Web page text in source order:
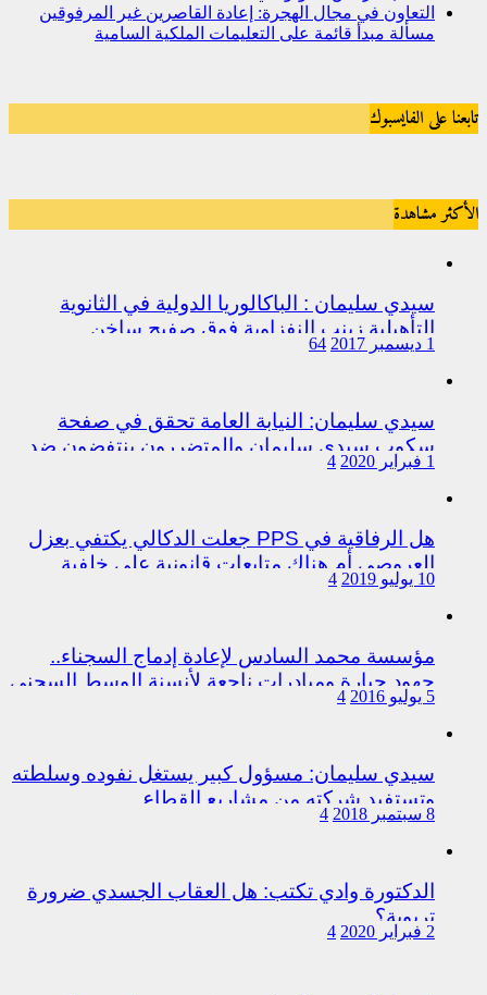
التعاون في مجال الهجرة: إعادة القاصرين غير المرفوقين
مسألة مبدأ قائمة على التعليمات الملكية السامية
تابعنا على الفايسبوك
الأكثر مشاهدة
سيدي سليمان : الباكالوريا الدولية في الثانوية
التأهيلية زينب النفزاوية فوق صفيح ساخن
1 ديسمبر 2017 64
سيدي سليمان: النيابة العامة تحقق في صفحة
سكوب سيدي سليمان والمتضررون ينتفضون ضد
المتورطين من رجال الشرطة
1 فبراير 2020 4
هل الرفاقية في PPS جعلت الدكالي يكتفي بعزل
العروصي أم هناك متابعات قانونية على خلفية
اختلالات التسيير بمندوبية سيدي سليمان
10 يوليو 2019 4
مؤسسة محمد السادس لإعادة إدماج السجناء..
جهود جبارة ومبادرات ناجعة لأنسنة الوسط السجني
5 يوليو 2016 4
سيدي سليمان: مسؤول كبير يستغل نفوده وسلطته
وتستفيد شركته من مشاريع القطاع
8 سبتمبر 2018 4
الدكتورة وادي تكتب: هل العقاب الجسدي ضرورة
تربوية؟
2 فبراير 2020 4